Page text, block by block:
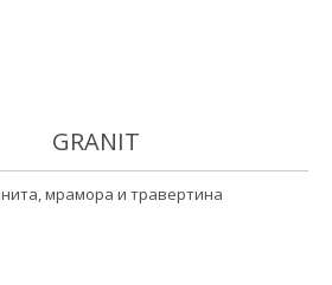
GRANIT
мрамора и травертина